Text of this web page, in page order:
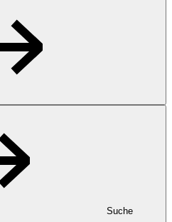
Suche